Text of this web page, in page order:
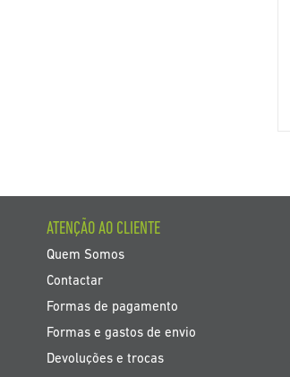
ATENÇÃO AO CLIENTE
Quem Somos
Contactar
Formas de pagamento
Formas e gastos de envio
Devoluções e trocas